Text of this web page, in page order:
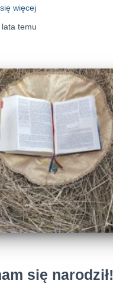
więcej
lata temu
się narodził!